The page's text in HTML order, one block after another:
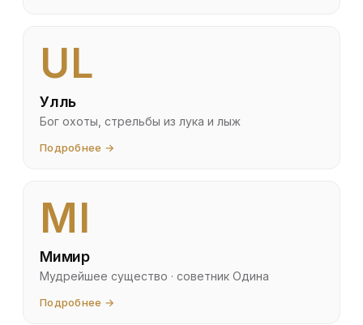
UL
Улль
Бог охоты, стрельбы из лука и лыж
Подробнее →
MI
Мимир
Мудрейшее существо · советник Одина
Подробнее →